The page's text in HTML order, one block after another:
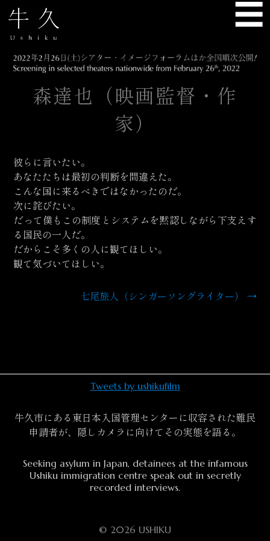
USHIKU ☰
森達也（映画監督・作
家）
彼らに言いたい。
あなたたちは最初の判断を間違えた。
こんな国に来るべきではなかったのだ。
次に詫びたい。
だって僕もこの制度とシステムを黙認しながら下支えす
る国民の一人だ。
だからこそ多くの人に観てほしい。
観て気づいてほしい。
ビ
ー
ョ
七尾旅人（シンガーソングライター） →
Tweets by ushikufilm
牛久市にある東日本入国管理センターに収容された難民
申請者が、隠しカメラに向けてその実態を語る。
Seeking asylum in Japan, detainees at the infamous
Ushiku immigration centre speak out in secretly
recorded interviews.
© 2026 USHIKU